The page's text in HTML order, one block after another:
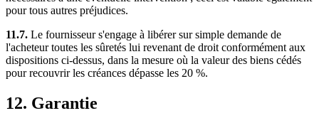
pour tous autres préjudices.
11.7. Le fournisseur s'engage à libérer sur simple demande de
l'acheteur toutes les sûretés lui revenant de droit conformément aux
dispositions ci-dessus, dans la mesure où la valeur des biens cédés
pour recouvrir les créances dépasse les 20 %.
12. Garantie